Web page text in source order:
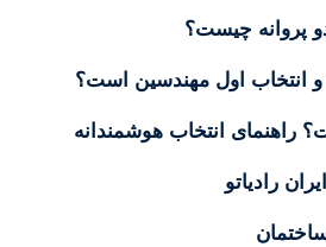
پروانه چیست؟
انتخاب اول مهندسین است؟
راهنمای انتخاب هوشمندانه
رادیاتو